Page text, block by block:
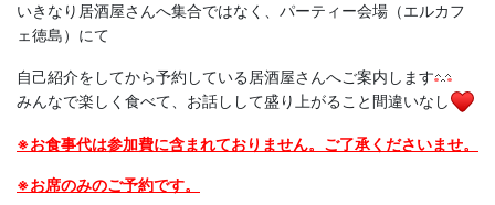
いきなり居酒屋さんへ集合ではなく、パーティー会場（エルカフ
ェ徳島）にて
自己紹介をしてから予約している居酒屋さんへご案内します
みんなで楽しく食べて、お話しして盛り上がること間違いなし
※お食事代は参加費に含まれておりません。ご了承くださいませ。
※お席のみのご予約です。